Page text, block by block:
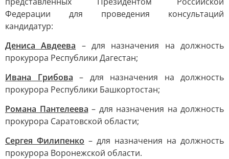
Федерации для проведения консультаций
кандидатур:
Дениса Авдеева – для назначения на должность
прокурора Республики Дагестан;
Ивана Грибова – для назначения на должность
прокурора Республики Башкортостан;
Романа Пантелеева – для назначения на должность
прокурора Саратовской области;
Сергея Филипенко – для назначения на должность
прокурора Воронежской области.